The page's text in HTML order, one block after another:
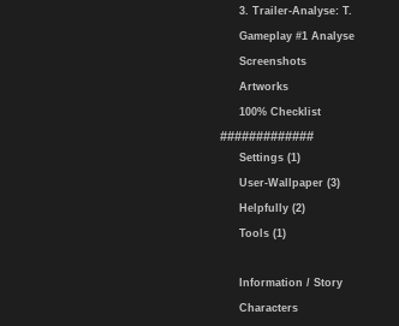
3. Trailer-Analyse: T.
Gameplay #1 Analyse
Screenshots
Artworks
100% Checklist
#############
Settings (1)
User-Wallpaper (3)
Helpfully (2)
Tools (1)
Information / Story
Characters